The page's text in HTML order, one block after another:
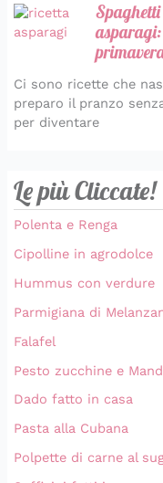
asparagi:
Ci sono ricette che
preparo il pranzo
per diventare
Le più Cliccate!
Polenta e Renga
Cipolline in agrodolce
Hummus con verdure
Parmigiana di
Falafel
Pesto zucchine e
Dado fatto in casa
Pasta alla Cubana
Polpette di carne al